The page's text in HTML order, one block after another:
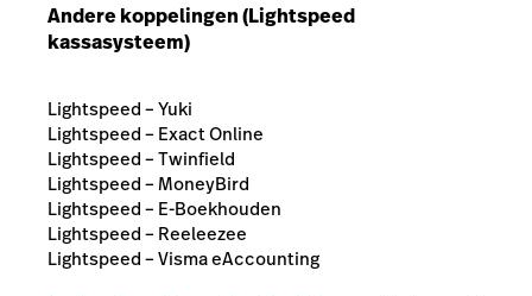
Andere koppelingen (Lightspeed
kassasysteem)
Lightspeed – Yuki
Lightspeed – Exact Online
Lightspeed – Twinfield
Lightspeed – MoneyBird
Lightspeed – E-Boekhouden
Lightspeed – Reeleezee
Lightspeed – Visma eAccounting